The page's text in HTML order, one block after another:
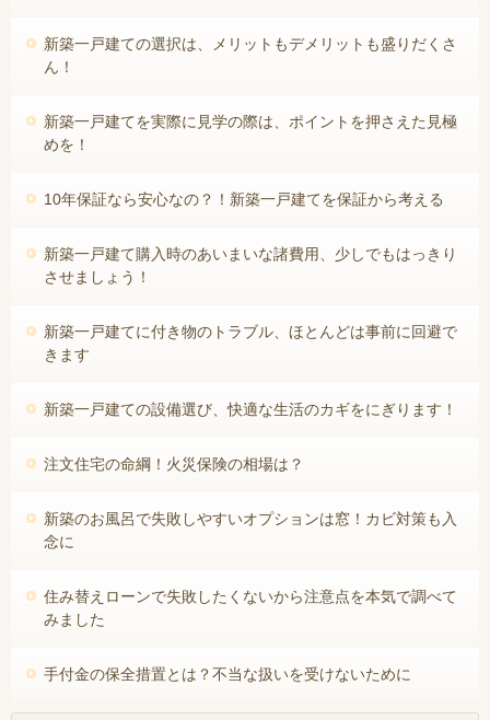
新築一戸建ての選択は、メリットもデメリットも盛りだくさ
ん！
新築一戸建てを実際に見学の際は、ポイントを押さえた見極
めを！
10年保証なら安心なの？！新築一戸建てを保証から考える
新築一戸建て購入時のあいまいな諸費用、少しでもはっきり
させましょう！
新築一戸建てに付き物のトラブル、ほとんどは事前に回避で
きます
新築一戸建ての設備選び、快適な生活のカギをにぎります！
注文住宅の命綱！火災保険の相場は？
新築のお風呂で失敗しやすいオプションは窓！カビ対策も入
念に
住み替えローンで失敗したくないから注意点を本気で調べて
みました
手付金の保全措置とは？不当な扱いを受けないために